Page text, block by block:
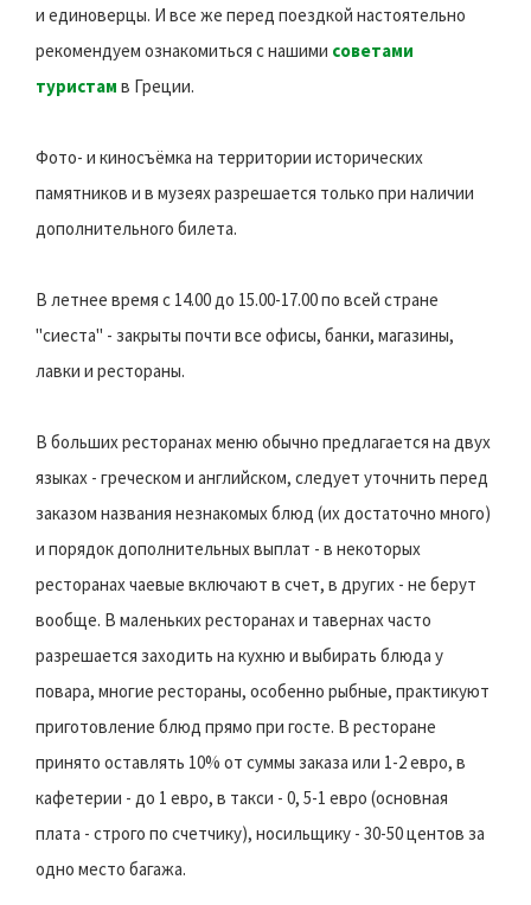
и единоверцы. И все же перед поездкой настоятельно
рекомендуем ознакомиться с нашими советами
туристам в Греции.
Фото- и киносъёмка на территории исторических
памятников и в музеях разрешается только при наличии
дополнительного билета.
В летнее время с 14.00 до 15.00-17.00 по всей стране
"сиеста" - закрыты почти все офисы, банки, магазины,
лавки и рестораны.
В больших ресторанах меню обычно предлагается на двух
языках - греческом и английском, следует уточнить перед
заказом названия незнакомых блюд (их достаточно много)
и порядок дополнительных выплат - в некоторых
ресторанах чаевые включают в счет, в других - не берут
вообще. В маленьких ресторанах и тавернах часто
разрешается заходить на кухню и выбирать блюда у
повара, многие рестораны, особенно рыбные, практикуют
приготовление блюд прямо при госте. В ресторане
принято оставлять 10% от суммы заказа или 1-2 евро, в
кафетерии - до 1 евро, в такси - 0, 5-1 евро (основная
плата - строго по счетчику), носильщику - 30-50 центов за
одно место багажа.